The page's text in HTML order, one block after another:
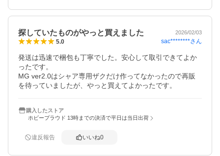
探していたものがやっと買えました 2026/02/03
5.0 sac********さん
発送は迅速で梱包も丁寧でした。安心して取引できてよか
ったです。
MG ver2.0はシャア専用ザクだけ作ってなかったので再販
を待っていましたが、やっと買えてよかったです。
購入したストア
ホビープラウド 13時までの決済で平日は当日出荷
違反報告 いいね0